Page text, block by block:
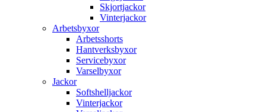
Skjortjackor
Vinterjackor
Arbetsbyxor
Arbetsshorts
Hantverksbyxor
Servicebyxor
Varselbyxor
Jackor
Softshelljackor
Vinterjackor